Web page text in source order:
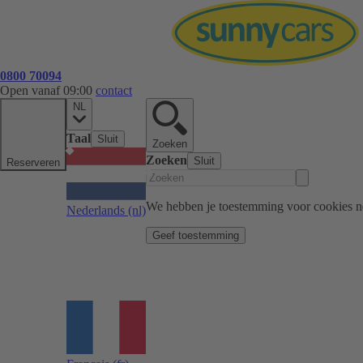
0800 70094
Open vanaf 09:00 contact
Reserveren
NL
Taal Sluit
Nederlands (nl)
Zoeken
Zoeken Sluit
We hebben je toestemming voor cookies
Geef toestemming